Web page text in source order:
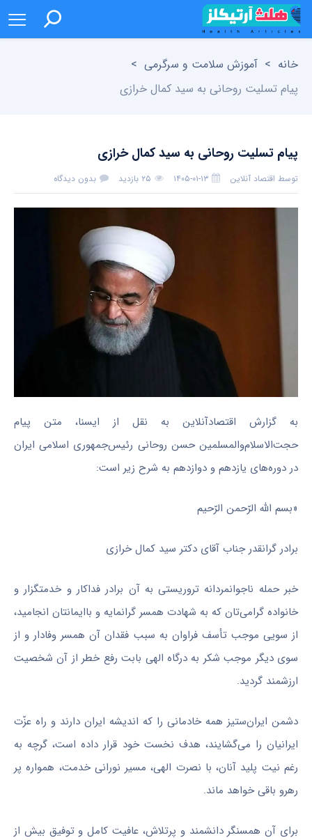
خانه > آموزش سلامت و سرگرمی >
پیام تسلیت روحانی به سید کمال خرازی
پیام تسلیت روحانی به سید کمال خرازی
توسط اقتصاد آنلاین ۱۴۰۵-۰۱-۱۳ ۲۵ بازدید بدون دیدگاه
به گزارش اقتصادآنلاین به نقل از ایسنا، متن پیام
حجت‌الاسلام‌والمسلمین حسن روحانی رئیس‌جمهوری اسلامی ایران
در دوره‌های یازدهم و دوازدهم به شرح زیر است:
«بسم الله الرّحمن الرّحیم
برادر گرانقدر جناب آقای دکتر سید کمال خرازی
خبر حمله ناجوانمردانه تروریستی به آن برادر فداکار و خدمتگزار و
خانواده گرامی‌تان که به شهادت همسر گرانمایه و باایمانتان انجامید،
از سویی موجب تأسف فراوان به سبب فقدان آن همسر وفادار و از
سوی دیگر موجب شکر به درگاه الهی بابت رفع خطر از آن شخصیت
ارزشمند گردید.
دشمن ایران‌ستیز همه خادمانی را که اندیشه ایران دارند و راه عزّت
ایرانیان را می‌گشایند، هدف نخست خود قرار داده است، گرچه به
رغم نیت پلید آنان، با نصرت الهی، مسیر نورانی خدمت، همواره پر
رهرو باقی خواهد ماند.
برای آن همسنگر دانشمند و پرتلاش، عافیت کامل و توفیق بیش از